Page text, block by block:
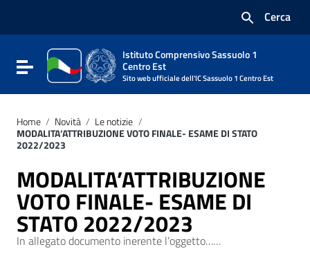
Vai al footer
Cerca
Attiva / disattiva la navigazione
Istituto Comprensivo Sassuolo 1
Centro Est
Sito web ufficiale dell'IC Sassuolo 1 Centro Est
Home / Novità / Le notizie /
MODALITA’ATTRIBUZIONE VOTO FINALE- ESAME DI STATO
2022/2023
MODALITA’ATTRIBUZIONE
VOTO FINALE- ESAME DI
STATO 2022/2023
In allegato documento inerente l’oggetto……